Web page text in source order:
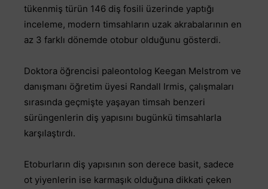
tükenmiş türün 146 diş fosili üzerinde yaptığı
inceleme, modern timsahların uzak akrabalarının en
az 3 farklı dönemde otobur olduğunu gösterdi.
Doktora öğrencisi paleontolog Keegan Melstrom ve
danışmanı öğretim üyesi Randall Irmis, çalışmaları
sırasında geçmişte yaşayan timsah benzeri
sürüngenlerin diş yapısını bugünkü timsahlarla
karşılaştırdı.
Etoburların diş yapısının son derece basit, sadece
ot yiyenlerin ise karmaşık olduğuna dikkati çeken